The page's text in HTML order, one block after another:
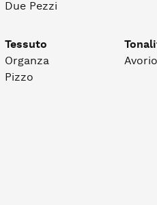
Due Pezzi
Tessuto
Organza
Pizzo
Avorio